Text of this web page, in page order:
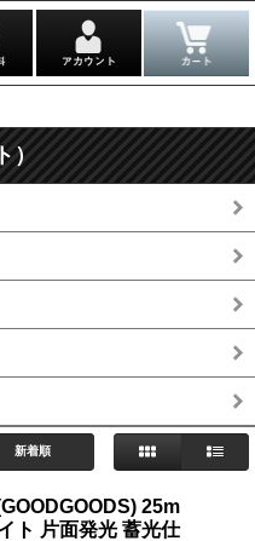
）
新着順
25m
ト 片面発光 蓄光仕